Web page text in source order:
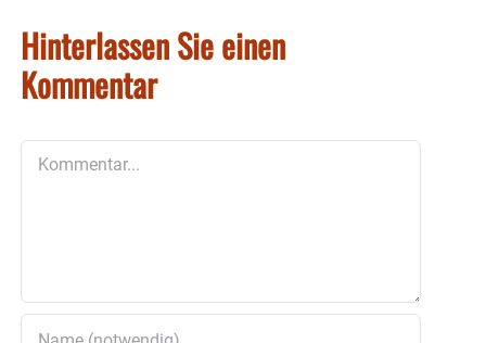
Hinterlassen Sie einen
Kommentar